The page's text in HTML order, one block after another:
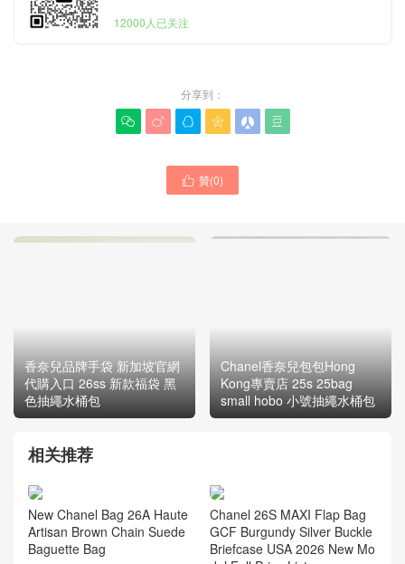
12000人已关注
分享到：
     
 贊(0)
香奈兒品牌手袋 新加坡官網
代購入口 26ss 新款福袋 黑
色抽繩水桶包
Chanel香奈兒包包Hong
Kong專賣店 25s 25bag
small hobo 小號抽繩水桶包
相关推荐
New Chanel Bag 26A Haute
Artisan Brown Chain Suede
Baguette Bag
Chanel 26S MAXI Flap Bag
GCF Burgundy Silver Buckle
Briefcase USA 2026 New Mo